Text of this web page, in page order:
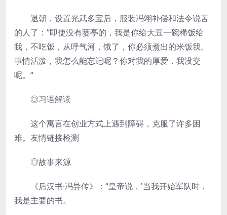
退朝，设置光武多宝后，服装冯翊补偿和法令说苦
的人了：“即使没有蒌亭的，我是你给大豆一碗稀饭给
我，不吃饭，从呼气河，饿了，你必须煮出的米饭我。
事情活泼，我怎么能忘记呢？你对我的厚爱，我没交
呢。“
◎习语解读
这个寓言在创业方式上遇到障碍，克服了许多困
难。友情链接检测
◎故事来源
《后汉书·冯异传》：“皇帝说，'当我开始军队时，
我是主要的书。